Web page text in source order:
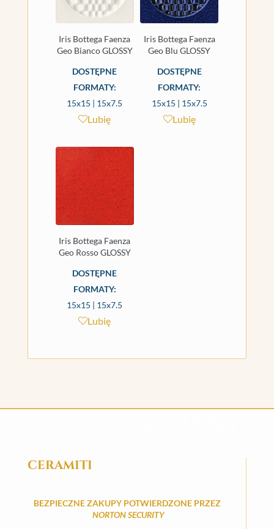
Iris Bottega Faenza
Geo Bianco GLOSSY
DOSTĘPNE
FORMATY:
15x15 | 15x7.5
Lubię
Iris Bottega Faenza
Geo Blu GLOSSY
DOSTĘPNE
FORMATY:
15x15 | 15x7.5
Lubię
Iris Bottega Faenza
Geo Rosso GLOSSY
DOSTĘPNE
FORMATY:
15x15 | 15x7.5
Lubię
CERAMITI
BEZPIECZNE ZAKUPY POTWIERDZONE PRZEZ
NORTON SECURITY